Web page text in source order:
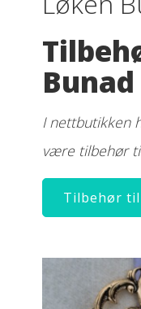
Bunad
I nettbutikken
være tilbehør
Tilbehør til